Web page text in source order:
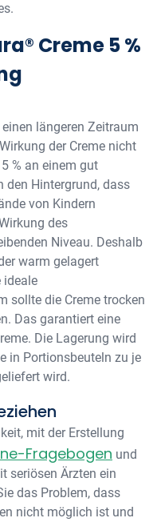
Creme 5 %
längeren Zeitraum
der Creme nicht
% an einem gut
den Hintergrund, dass
von Kindern
des
Niveau. Deshalb
warm gelagert
ideale
sollte die Creme trocken
Das garantiert eine
Die Lagerung wird
in Portionsbeuteln zu je
wird.
mit der Erstellung
Fragebogen und
seriösen Ärzten ein
das Problem, dass
nicht möglich ist und